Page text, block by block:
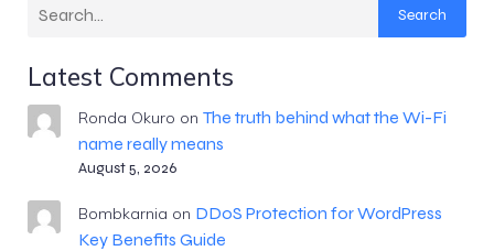
Search
Latest Comments
Ronda Okuro on The truth behind what the Wi-Fi
name really means
August 5, 2026
Bombkarnia on DDoS Protection for WordPress
Key Benefits Guide